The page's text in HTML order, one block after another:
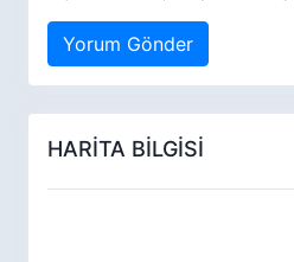
Yorum Gönder
HARİTA BİLGİSİ